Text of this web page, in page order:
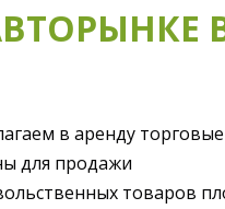
в аренду торговые
для продажи
товаров